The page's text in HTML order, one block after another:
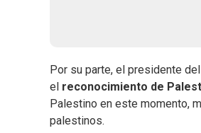
Por su parte, el presidente
el reconocimiento de
Palestino en este momento,
palestinos.